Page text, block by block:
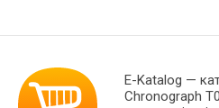
E-Katalog —
Chronograph